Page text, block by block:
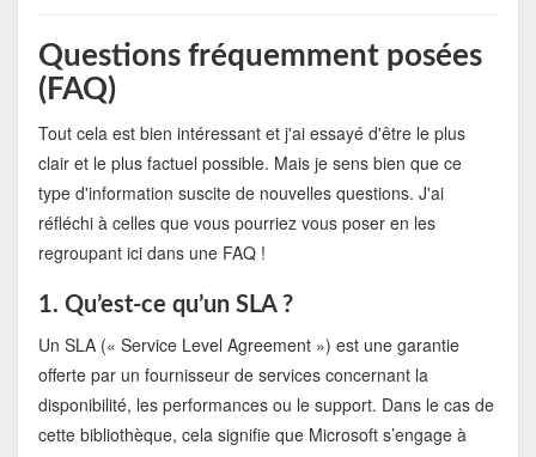
Questions fréquemment posées
(FAQ)
Tout cela est bien intéressant et j'ai essayé d'être le plus
clair et le plus factuel possible. Mais je sens bien que ce
type d'information suscite de nouvelles questions. J'ai
réfléchi à celles que vous pourriez vous poser en les
regroupant ici dans une FAQ !
1. Qu’est-ce qu’un SLA ?
Un SLA (« Service Level Agreement ») est une garantie
offerte par un fournisseur de services concernant la
disponibilité, les performances ou le support. Dans le cas de
cette bibliothèque, cela signifie que Microsoft s’engage à